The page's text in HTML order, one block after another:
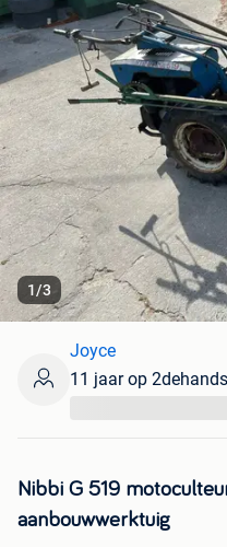
1/3
Nibbi G 519
aanbouwwerktuig
Joyce
11 jaar op 2dehands